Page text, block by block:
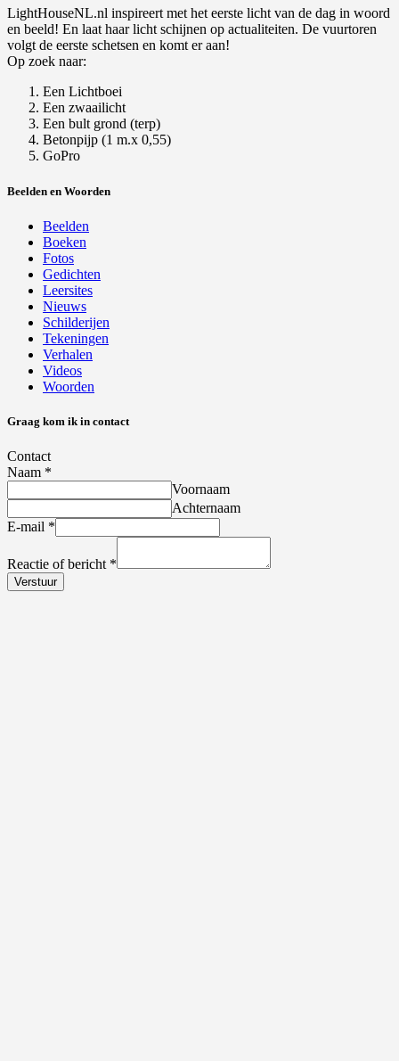
LightHouseNL.nl inspireert met het eerste licht van de dag in woord
en beeld! En laat haar licht schijnen op actualiteiten. De vuurtoren
volgt de eerste schetsen en komt er aan!
Op zoek naar:
Een Lichtboei
Een zwaailicht
Een bult grond (terp)
Betonpijp (1 m.x 0,55)
GoPro
Beelden en Woorden
Beelden
Boeken
Fotos
Gedichten
Leersites
Nieuws
Schilderijen
Tekeningen
Verhalen
Videos
Woorden
Graag kom ik in contact
Contact
Naam *
Voornaam
Achternaam
E-mail *
Reactie of bericht *
Verstuur